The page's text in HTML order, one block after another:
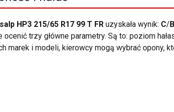
HP3 215/65 R17 99 T FR uzyskała wynik: C/ B
trzy główne parametry. Są to: poziom
marek i modeli, kierowcy mogą wybrać opony,